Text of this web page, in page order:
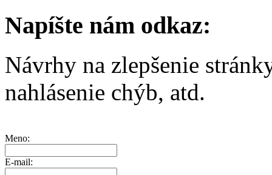
Napíšte nám odkaz:
Návrhy na zlepšenie
nahlásenie chýb, atd.
Meno:
E-mail: